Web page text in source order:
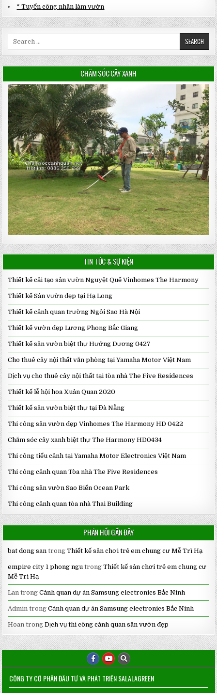
* Tuyển công nhân làm vườn
CHĂM SÓC CÂY XANH
TIN TỨC & SỰ KIỆN
Thiết kế cải tạo sân vườn Nguyệt Quế Vinhomes The Harmony
Thiết kế Sân vườn đẹp tại Hạ Long
Thiết kế cảnh quan trường Ngôi Sao Hà Nội
Thiết kế vườn đẹp Lương Phong Bắc Giang
Thiết kế sân vườn biệt thự Hướng Dương 0427
Cho thuê cây nội thất văn phòng tại Yamaha Motor Việt Nam
Dịch vụ cho thuê cây nội thất tại tòa nhà The Five Residences
Thiết kế lễ hội hoa Xuân Quan 2020
Thiết kế sân vườn biệt thự tại Đà Nẵng
Thi công sân vườn đẹp Vinhomes The Harmony HD 0422
Chăm sóc cây xanh biệt thự The Harmony HD0434
Thi công tiểu cảnh tại Yamaha Motor Electronics Việt Nam
Thi công cảnh quan Tòa nhà The Five Residences
Thi công sân vườn Sao Biển Ocean Park
Thi công cảnh quan tòa nhà Thai Building
PHẢN HỒI GẦN ĐÂY
bat dong san trongThiết kế sân chơi trẻ em chung cư Mễ Trì Hạ
empire city 1 phong ngu trongThiết kế sân chơi trẻ em chung cư
Mễ Trì Hạ
Lan trongCảnh quan dự án Samsung electronics Bắc Ninh
Admin trongCảnh quan dự án Samsung electronics Bắc Ninh
Hoan trongDịch vụ thi công cảnh quan sân vườn đẹp
CÔNG TY CỔ PHẦN ĐẦU TƯ VÀ PHÁT TRIỂN SALALAGREEN